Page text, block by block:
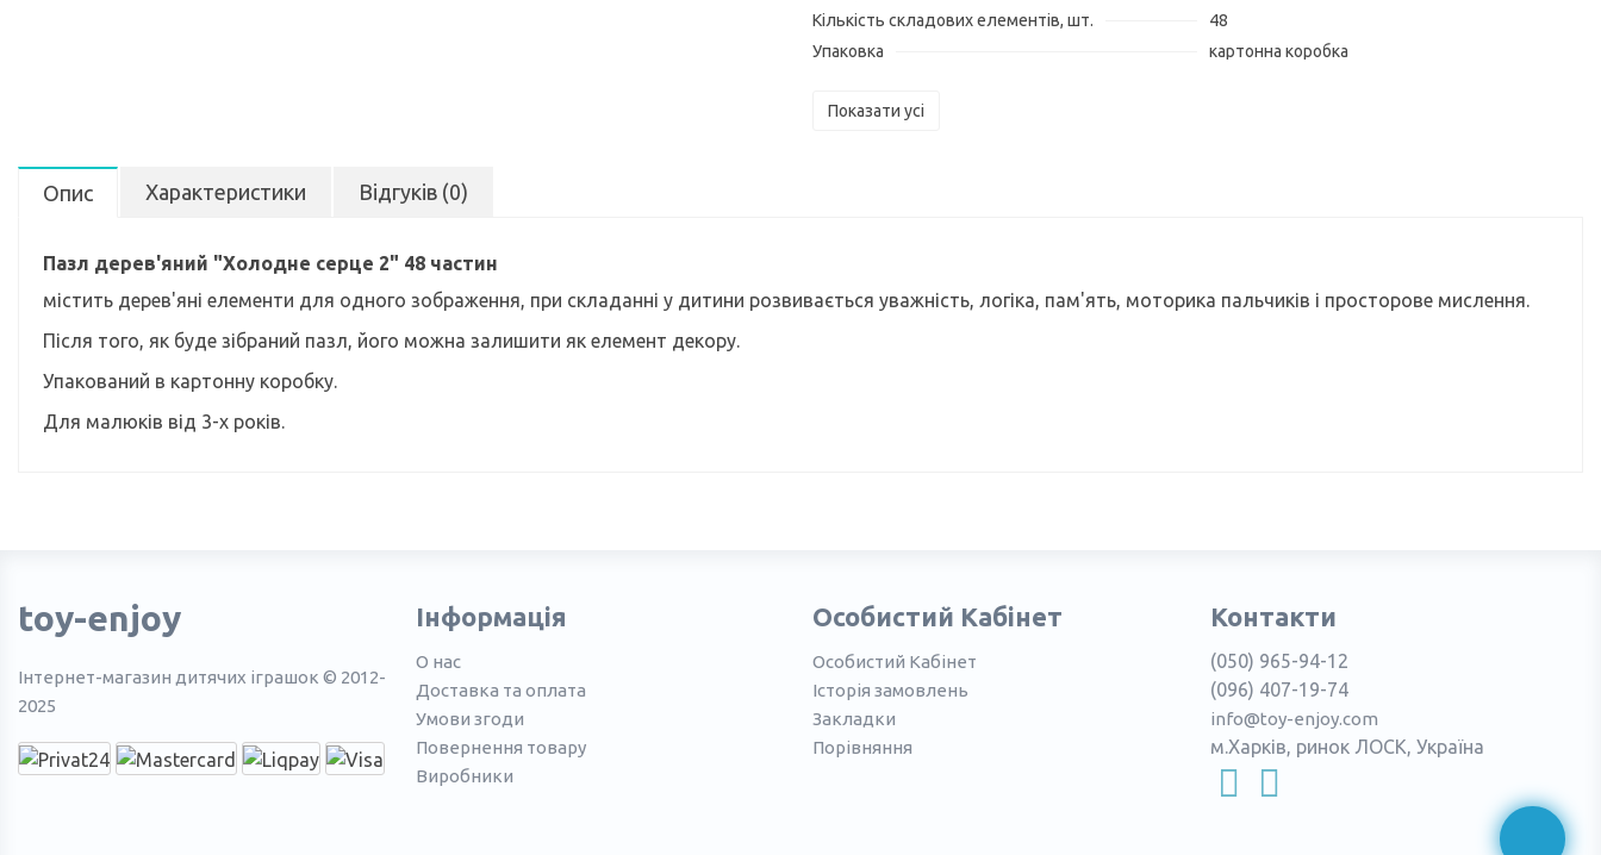
Кількість складових елементів, шт.
48
Упаковка
картонна коробка
Показати усі
Опис Характеристики Відгуків (0)
Пазл дерев'яний "Холодне серце 2" 48 частин
містить дерев'яні елементи для одного зображення, при складанні у дитини розвивається уважність, логіка, пам'ять, моторика пальчиків і просторове мислення.
Після того, як буде зібраний пазл, його можна залишити як елемент декору.
Упакований в картонну коробку.
Для малюків від 3-х років.
toy-enjoy
Інтернет-магазин дитячих іграшок © 2012-
2025
Інформація
О нас
Доставка та оплата
Умови згоди
Повернення товару
Виробники
Особистий Кабінет
Особистий Кабінет
Історія замовлень
Закладки
Порівняння
Контакти
(050) 965-94-12
(096) 407-19-74
info@toy-enjoy.com
м.Харків, ринок ЛОСК, Україна